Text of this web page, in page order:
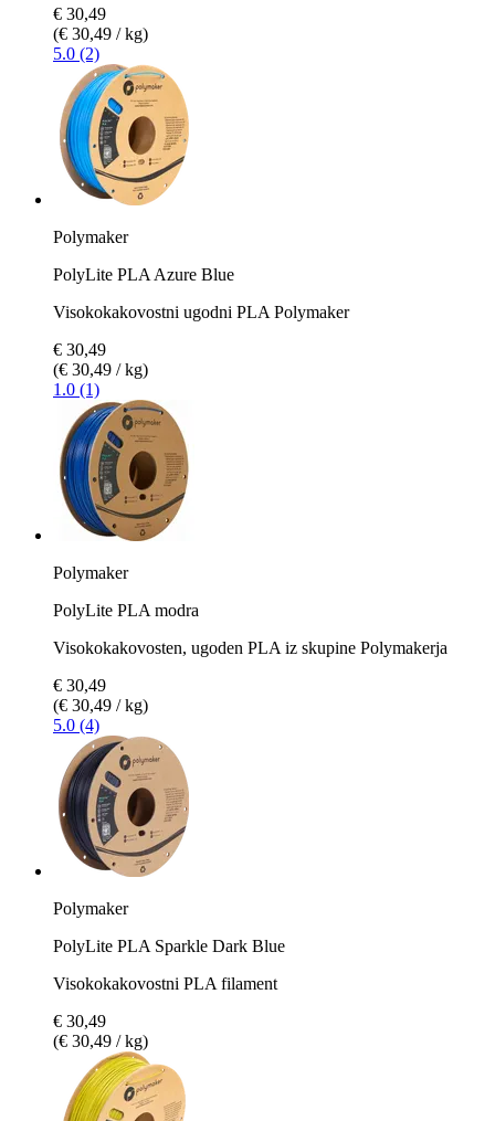
€ 30,49
(€ 30,49 / kg)
5.0 (2)
Polymaker
PolyLite PLA Azure Blue
Visokokakovostni ugodni PLA Polymaker
€ 30,49
(€ 30,49 / kg)
1.0 (1)
Polymaker
PolyLite PLA modra
Visokokakovosten, ugoden PLA iz skupine Polymakerja
€ 30,49
(€ 30,49 / kg)
5.0 (4)
Polymaker
PolyLite PLA Sparkle Dark Blue
Visokokakovostni PLA filament
€ 30,49
(€ 30,49 / kg)